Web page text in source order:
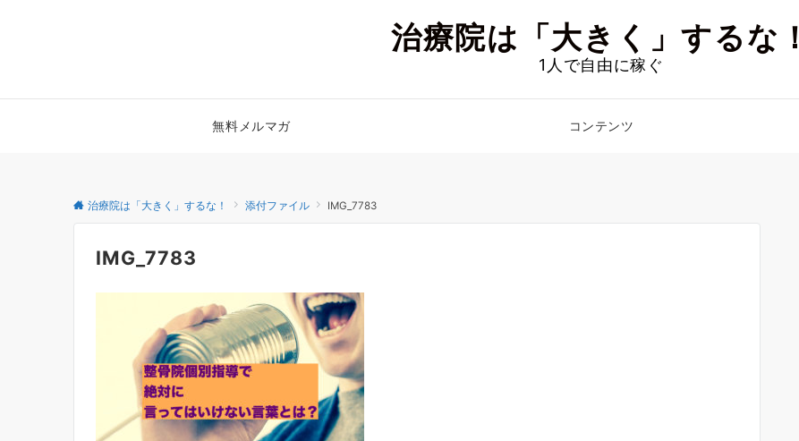
治療院は「大きく」するな！
1人で自由に稼ぐ
無料メルマガ コンテンツ
治療院は「大きく」するな！ 添付ファイル IMG_7783
IMG_7783